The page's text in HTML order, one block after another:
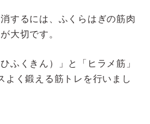
するには、ふくらはぎの筋肉
大切です。
ふくきん）」と「ヒラメ筋」
よく鍛える筋トレを行いまし